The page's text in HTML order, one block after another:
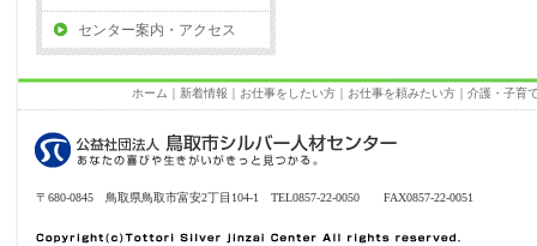
センター案内・アクセス
ホーム ｜ 新着情報 ｜ お仕事をしたい方 ｜ お仕事を頼みたい方 ｜ 介護・子育
〒680-0845 鳥取県鳥取市富安2丁目104-1 TEL0857-22-0050 FAX0857-22-0051